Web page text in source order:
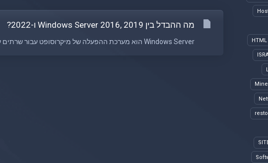
HTML
מה ההבדל בין Windows Server 2016, 2019 ו-2022?
Windows Server הוא מערכת ההפעלה של מיקרוסופט עבור שרתים עסקיים, ומדי מספר שנים משחררת מיקרוסופט...